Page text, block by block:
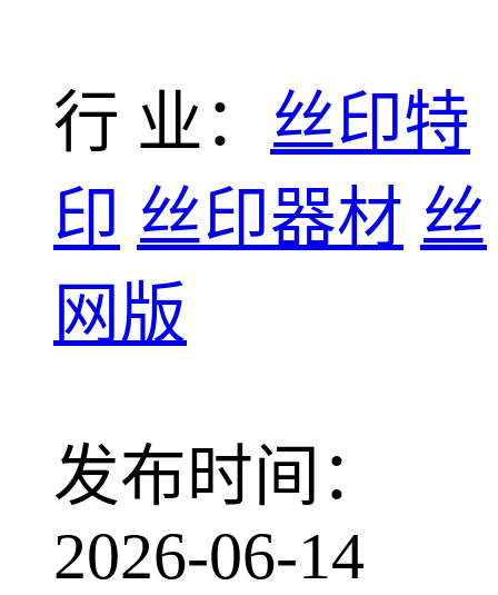
行 业： 丝印特
印 丝印器材 丝
网版
发布时间：
2026-06-14